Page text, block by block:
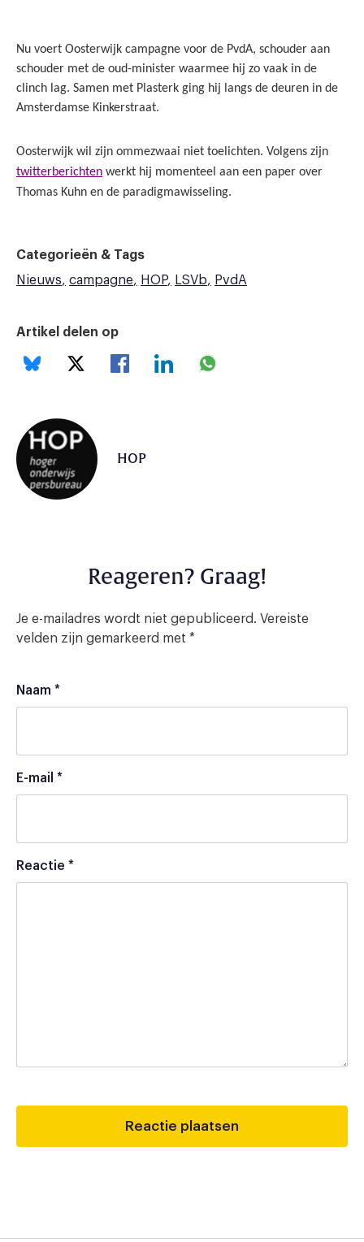
Nu voert Oosterwijk campagne voor de PvdA, schouder aan
schouder met de oud-minister waarmee hij zo vaak in de
clinch lag. Samen met Plasterk ging hij langs de deuren in de
Amsterdamse Kinkerstraat.
Oosterwijk wil zijn ommezwaai niet toelichten. Volgens zijn
twitterberichten werkt hij momenteel aan een paper over
Thomas Kuhn en de paradigmawisseling.
Categorieën & Tags
Nieuws
campagne HOP LSVb PvdA
Artikel delen op
HOP
Reageren? Graag!
Je e-mailadres wordt niet gepubliceerd. Vereiste
velden zijn gemarkeerd met *
Naam *
E-mail *
Reactie *